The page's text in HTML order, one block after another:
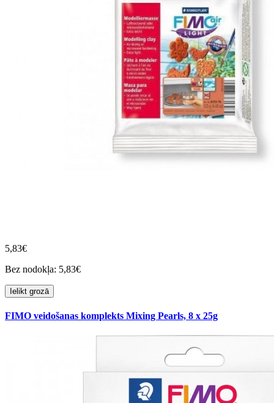
5,83€
Bez nodokļa: 5,83€
Ielikt grozā
FIMO veidošanas komplekts Mixing Pearls, 8 x 25g